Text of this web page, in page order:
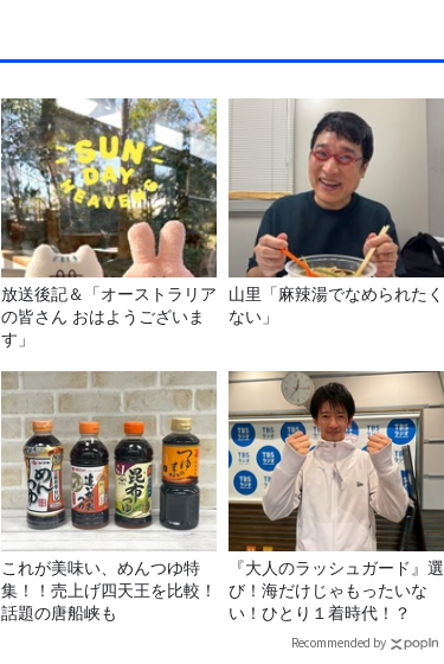
放送後記＆「オーストラリア
の皆さん おはようございま
す」
山里「麻辣湯でなめられたく
ない」
これが美味い、めんつゆ特
集！！売上げ四天王を比較！
話題の唐船峡も
『大人のラッシュガード』選
び！海だけじゃもったいな
い！ひとり１着時代！？
Recommended by